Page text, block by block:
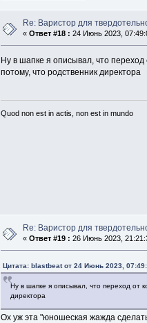
Re: Варистор для
«Ответ #18 : 24 Июнь 2023,
Ну в шапке я описывал, что переход
потому, что родственник директора
Quod non est in actis, non est in mundo
Re: Варистор для
«Ответ #19 : 26 Июнь 2023,
Цитата: blastbeat от 24 Июнь 2023,
Ну в шапке я описывал, что переход от
директора
Ох уж эта "юношеская жажда